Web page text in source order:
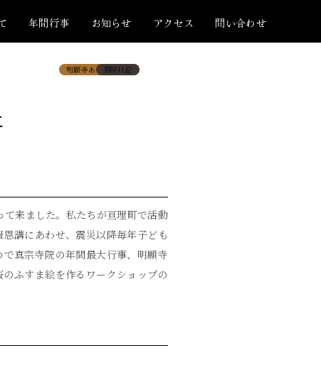
年間行事 お知らせ アクセス 問い合わせ
明願寺あっちこっち
若院日記
来ました。私たちが亘理町で活動
講にあわせ、震災以降毎年子ども
真宗寺院の年間最大行事、明願寺
ふすま絵を作るワークショップの